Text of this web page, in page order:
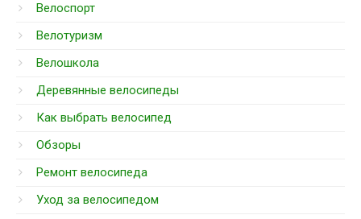
Велоспорт
Велотуризм
Велошкола
Деревянные велосипеды
Как выбрать велосипед
Обзоры
Ремонт велосипеда
Уход за велосипедом